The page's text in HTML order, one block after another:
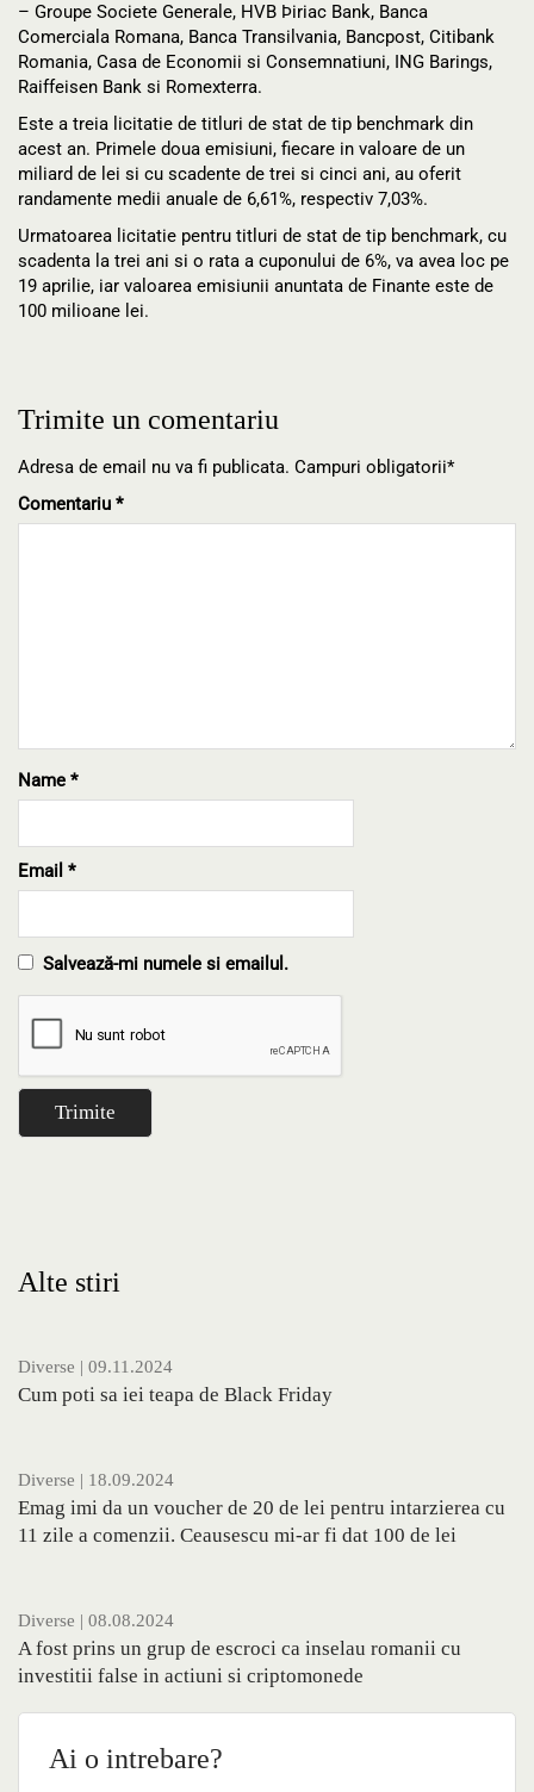
– Groupe Societe Generale, HVB Þiriac Bank, Banca
Comerciala Romana, Banca Transilvania, Bancpost, Citibank
Romania, Casa de Economii si Consemnatiuni, ING Barings,
Raiffeisen Bank si Romexterra.
Este a treia licitatie de titluri de stat de tip benchmark din
acest an. Primele doua emisiuni, fiecare in valoare de un
miliard de lei si cu scadente de trei si cinci ani, au oferit
randamente medii anuale de 6,61%, respectiv 7,03%.
Urmatoarea licitatie pentru titluri de stat de tip benchmark, cu
scadenta la trei ani si o rata a cuponului de 6%, va avea loc pe
19 aprilie, iar valoarea emisiunii anuntata de Finante este de
100 milioane lei.
Trimite un comentariu
Adresa de email nu va fi publicata. Campuri obligatorii*
Comentariu *
Name *
Email *
Salvează-mi numele si emailul.
Alte stiri
Diverse | 09.11.2024
Cum poti sa iei teapa de Black Friday
Diverse | 18.09.2024
Emag imi da un voucher de 20 de lei pentru intarzierea cu
11 zile a comenzii. Ceausescu mi-ar fi dat 100 de lei
Diverse | 08.08.2024
A fost prins un grup de escroci ca inselau romanii cu
investitii false in actiuni si criptomonede
Ai o intrebare?